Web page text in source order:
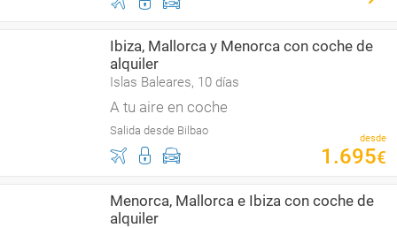
Ibiza, Mallorca y Menorca con coche de
alquiler
Islas Baleares, 10 días
A tu aire en coche
Salida desde Bilbao
desde
1 .695€
Menorca, Mallorca e Ibiza con coche de
alquiler